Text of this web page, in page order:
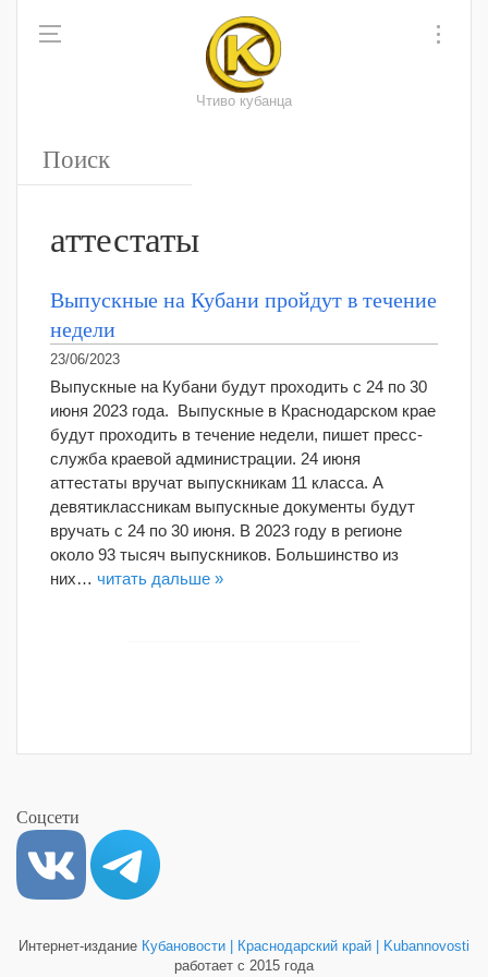
Чтиво кубанца
аттестаты
Выпускные на Кубани пройдут в течение
недели
23/06/2023
Выпускные на Кубани будут проходить с 24 по 30
июня 2023 года. Выпускные в Краснодарском крае
будут проходить в течение недели, пишет пресс-
служба краевой администрации. 24 июня
аттестаты вручат выпускникам 11 класса. А
девятиклассникам выпускные документы будут
вручать с 24 по 30 июня. В 2023 году в регионе
около 93 тысяч выпускников. Большинство из
них… читать дальше »
Соцсети
Интернет-издание Кубановости | Краснодарский край | Kubannovosti
работает с 2015 года